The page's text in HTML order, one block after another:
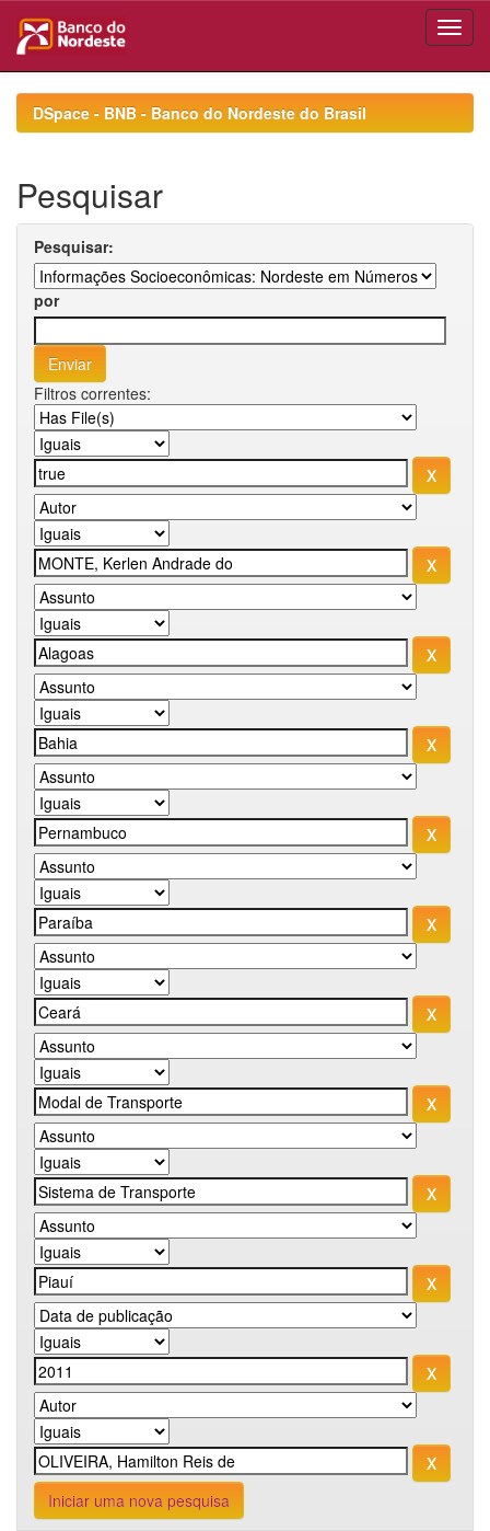
navigationDSpace - BNB - Banco do Nordeste do Brasil
Pesquisar
Pesquisar:
por
Filtros correntes:
Iniciar uma nova pesquisa